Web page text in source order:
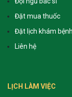
Đặt mua thuốc
Đặt lịch khám bệnh
Liên hệ
LỊCH LÀM VIỆC